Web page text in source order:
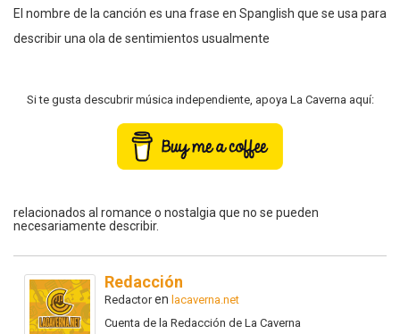
El nombre de la canción es una frase en Spanglish que se usa para
describir una ola de sentimientos usualmente
Si te gusta descubrir música independiente, apoya La Caverna aquí:
relacionados al romance o nostalgia que no se pueden
necesariamente describir.
Redacción
Redactoren lacaverna.net
Cuenta de la Redacción de La Caverna